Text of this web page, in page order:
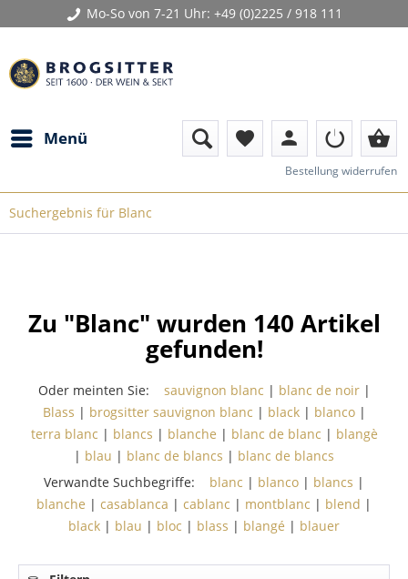
Mo-So von 7-21 Uhr: +49 (0)2225 / 918 111
Menü favorite person shopping_basket
Bestellung widerrufen
Suchergebnis für Blanc
Zu "Blanc" wurden 140 Artikel
gefunden!
Oder meinten Sie: sauvignon blanc | blanc de noir|
Blass | brogsitter sauvignon blanc | black| blanco|
terra blanc | blancs | blanche | blanc de blanc | blangè
| blau | blanc de blancs | blanc de blancs
Verwandte Suchbegriffe:
blanc | blanco | blancs |
blanche | casablanca | cablanc | montblanc | blend |
black | blau | bloc | blass | blangé | blauer